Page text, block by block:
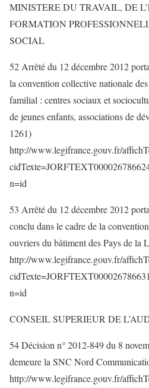
MINISTERE DU TRAVAIL, DE
FORMATION
SOCIAL
52 Arrêté du 12 décembre 2012
la convention collective nationale
familial : centres sociaux et
de jeunes enfants, associations de
1261)
http://www.legifrance.gouv.fr/
n=id
53 Arrêté du 12 décembre 2012
conclu dans le cadre de la
ouvriers du bâtiment des Pays de la
http://www.legifrance.gouv.fr/
n=id
CONSEIL SUPERIEUR DE
54 Décision n° 2012-849 du 8
demeure la SNC Nord
http://www.legifrance.gouv.fr/